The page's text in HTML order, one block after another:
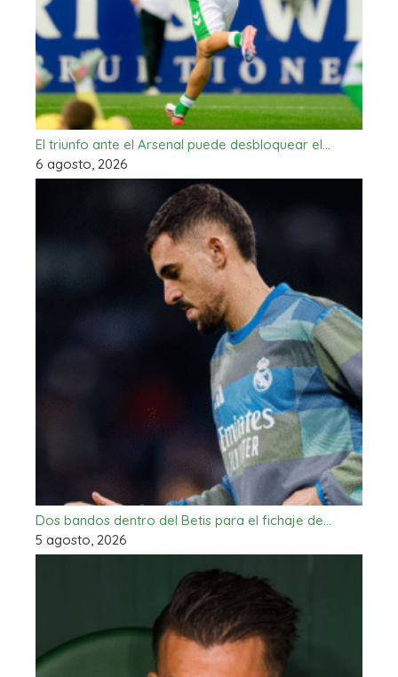
El triunfo ante el Arsenal puede desbloquear el…
6 agosto, 2026
Dos bandos dentro del Betis para el fichaje de…
5 agosto, 2026